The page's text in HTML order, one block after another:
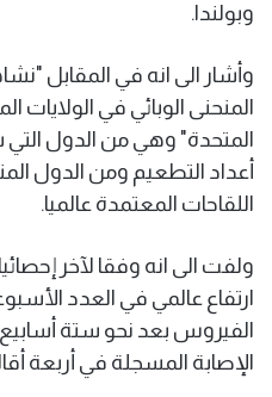
وبولندا.
وأشار الى انه في المقابل
المنحنى الوبائي في الولايات
المتحدة" وهي من الدول
أعداد التطعيم ومن الدول
اللقاحات المعتمدة عالميا.
ولفت الى انه وفقا لآخر
ارتفاع عالمي في العدد
الفيروس بعد نحو ستة أسابيع
الإصابة المسجلة في أربعة